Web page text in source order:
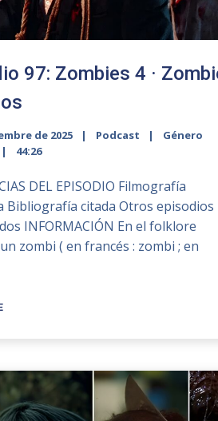
97: Zombies 4 ·
de 2025 Podcast
Género
44:26
DEL EPISODIO Filmografía
Bibliografía citada Otros episodios
INFORMACIÓN En el folklore
zombi ( en francés : zombi ; en